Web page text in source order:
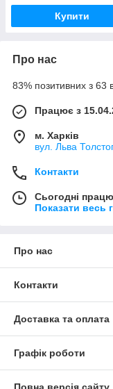
Купити
Про нас
83% позитивних з 63
Працює з
м. Харків
вул. Льва
Контакти
Сьогодні
Показати весь
Про нас
Контакти
Доставка та оплата
Графік роботи